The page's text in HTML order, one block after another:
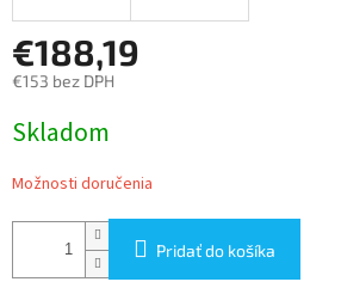
€188,19
€153 bez DPH
cena:
Skladom
Možnosti doručenia
Pridať do košíka